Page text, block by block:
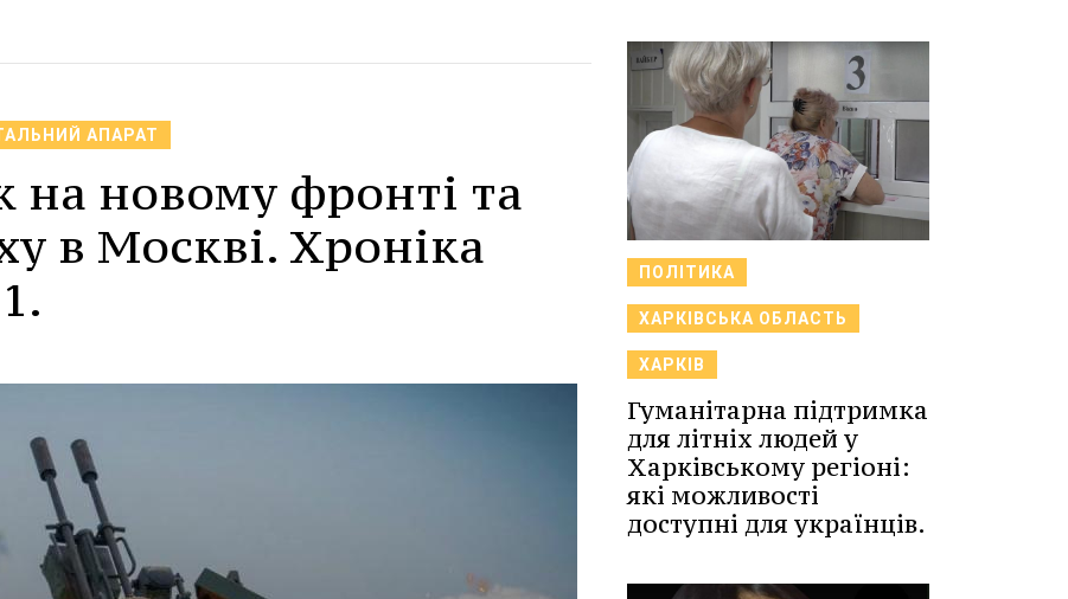
АПАРАТ
на новому фронті та
в Москві. Хроніка
ПОЛІТИКА
ХАРКІВСЬКА ОБЛАСТЬ
ХАРКІВ
Гуманітарна підтримка
для літніх людей у
Харківському регіоні:
які можливості
доступні для українців.